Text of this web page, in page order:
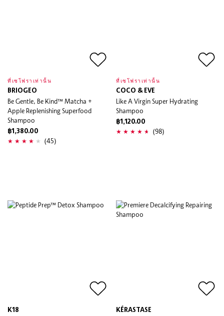
ที่เซโฟราเท่านั้น
BRIOGEO
Be Gentle, Be Kind™ Matcha +
Apple Replenishing Superfood
Shampoo
฿1,380.00
(45)
ที่เซโฟราเท่านั้น
COCO & EVE
Like A Virgin Super Hydrating
Shampoo
฿1,120.00
(98)
K18 KÉRASTASE